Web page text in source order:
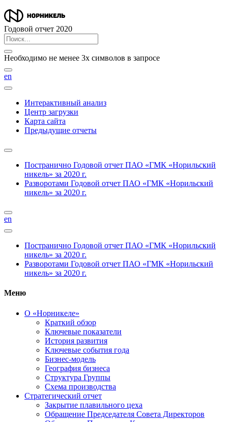
Годовой отчет 2020
Необходимо не менее 3х символов в запросе
en
Интерактивный анализ
Центр загрузки
Карта сайта
Предыдущие отчеты
Постранично Годовой отчет ПАО «ГМК «Норильский
никель» за 2020 г.
Разворотами Годовой отчет ПАО «ГМК «Норильский
никель» за 2020 г.
en
Постранично Годовой отчет ПАО «ГМК «Норильский
никель» за 2020 г.
Разворотами Годовой отчет ПАО «ГМК «Норильский
никель» за 2020 г.
Меню
О «Норникеле»
Краткий обзор
Ключевые показатели
История развития
Ключевые события года
Бизнес-модель
География бизнеса
Структура Группы
Схема производства
Стратегический отчет
Закрытие плавильного цеха
Обращение Председателя Совета Директоров